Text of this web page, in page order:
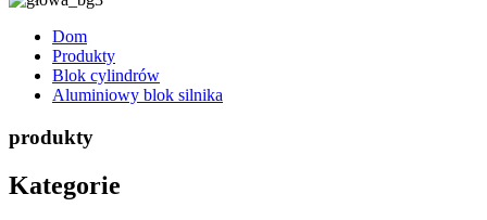
Dom
Produkty
Blok cylindrów
Aluminiowy blok silnika
produkty
Kategorie